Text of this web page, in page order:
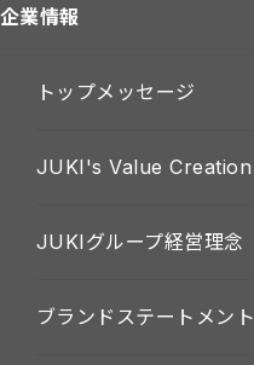
企業情報
トップメッセージ
JUKI's Value Creation
JUKIグループ経営理念
ブランドステートメント